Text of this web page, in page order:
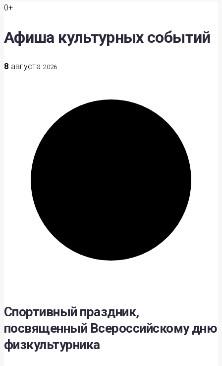
0+
Афиша культурных событий
8 августа 2026
Спортивный праздник,
посвященный Всероссийскому дню
физкультурника